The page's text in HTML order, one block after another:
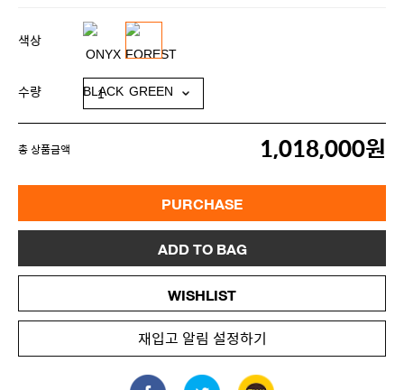
색상
수량
총 상품금액 1,018,000원
PURCHASE
ADD TO BAG
WISHLIST
재입고 알림 설정하기